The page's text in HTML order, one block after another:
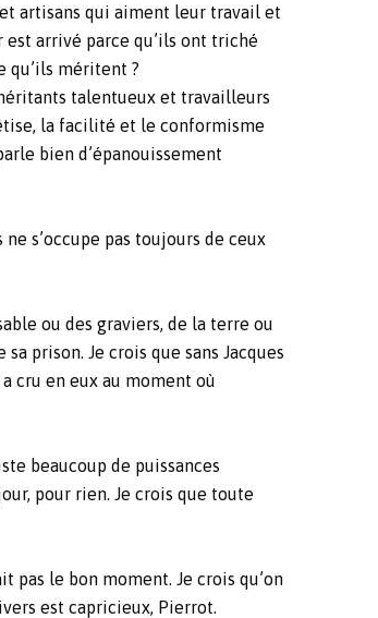
et artisans qui aiment leur travail et
arrivé parce qu’ils ont triché
qu’ils méritent ?
talentueux et travailleurs
la facilité et le conformisme
bien d’épanouissement
s’occupe pas toujours de ceux
ou des graviers, de la terre ou
prison. Je crois que sans Jacques
cru en eux au moment où
beaucoup de puissances
pour rien. Je crois que toute
pas le bon moment. Je crois qu’on
est capricieux, Pierrot.